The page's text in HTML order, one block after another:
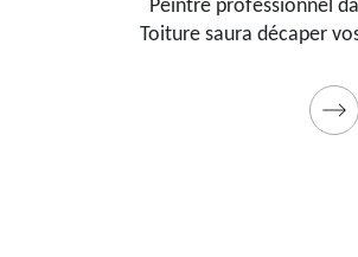
Peintre professionnel dans
Toiture saura décaper vos
Utilise des produits et des
Devis détaillé